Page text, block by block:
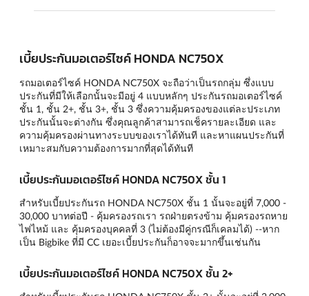
เบี้ยประกันมอเตอร์ไซค์ HONDA NC750X
รถมอเตอร์ไซค์ HONDA NC750X จะถือว่าเป็นรถกลุ่ม ซึ่งแบบ
ประกันที่มีให้เลือกนั้นจะมีอยู่ 4 แบบหลักๆ ประกันรถมอเตอร์ไซค์
ชั้น 1, ชั้น 2+, ชั้น 3+, ชั้น 3 ซึ่งความคุ้มครองของแต่ละประเภท
ประกันนั้นจะต่างกัน ซึ่งคุณลูกค้าสามารถเช็ครายละเอียด และ
ความคุ้มครองผ่านทางระบบของเราได้ทันที และหาแผนประกันที่
เหมาะสมกับความต้องการมากที่สุดได้ทันที
เบี้ยประกันมอเตอร์ไซค์ HONDA NC750X ชั้น 1
สำหรับเบี้ยประกันรถ HONDA NC750X ชั้น 1 นั้นจะอยู่ที่ 7,000 -
30,000 บาทต่อปี - คุ้มครองรถเรา รถฝ่ายตรงข้าม คุ้มครองรถหาย
ไฟไหม้ และ คุ้มครองบุคคลที่ 3 (ไม่ต้องมีคู่กรณีก็เคลมได้) --หาก
เป็น Bigbike ที่มี CC เยอะเบี้ยประกันก็อาจจะมากขึ้นเช่นกัน
เบี้ยประกันมอเตอร์ไซค์ HONDA NC750X ชั้น 2+